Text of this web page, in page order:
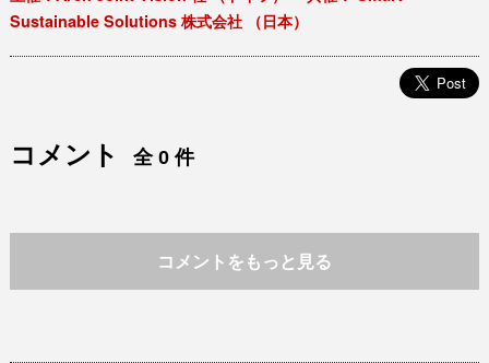
Sustainable Solutions 株式会社 （日本）
コメント 全 0 件
コメントをもっと見る